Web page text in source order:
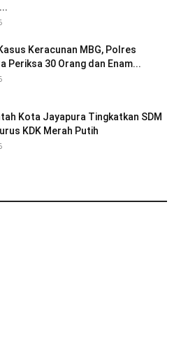
Keracunan MBG, Polres
Periksa 30 Orang dan Enam...
Kota Jayapura Tingkatkan SDM
KDK Merah Putih